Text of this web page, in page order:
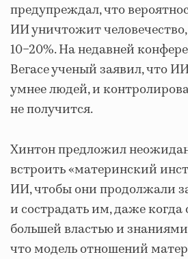
предупреждал, что
ИИ уничтожит человечество,
10−20%. На недавней
Вегасе ученый заявил, что
умнее людей, и
не получится.
Хинтон предложил
встроить «материнский
ИИ, чтобы они продолжали
и сострадать им, даже когда
большей властью и
что модель отношений